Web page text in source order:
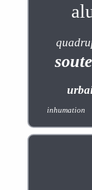
inhumation